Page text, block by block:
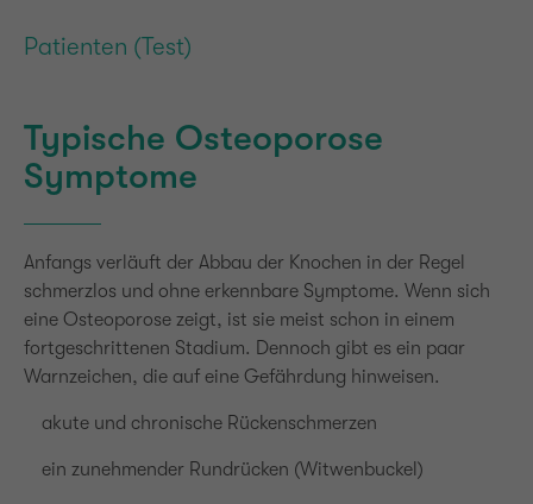
Patienten (Test)
Typische Osteoporose
Symptome
Anfangs verläuft der Abbau der Knochen in der Regel
schmerzlos und ohne erkennbare Symptome. Wenn sich
eine Osteoporose zeigt, ist sie meist schon in einem
fortgeschrittenen Stadium. Dennoch gibt es ein paar
Warnzeichen, die auf eine Gefährdung hinweisen.
akute und chronische Rückenschmerzen
ein zunehmender Rundrücken (Witwenbuckel)